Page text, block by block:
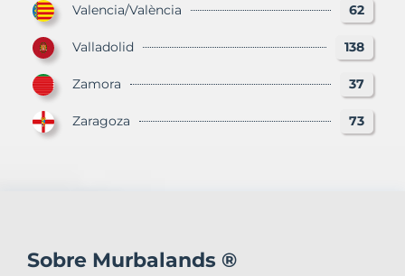
Valencia/València 62
Valladolid 138
Zamora 37
Zaragoza 73
Sobre Murbalands ®